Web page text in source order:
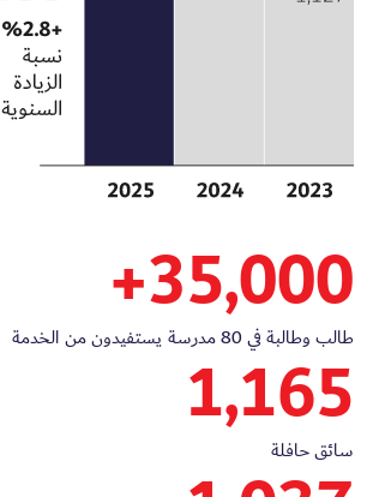
35,000
+ طالب وطالبة في 80 مدرسة يستفيدون من الخدمة
1,165
سائق حافلة